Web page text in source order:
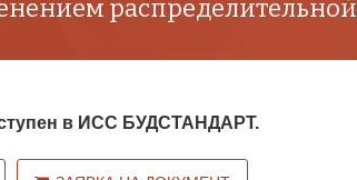
в ИСС БУДСТАНДАРТ.